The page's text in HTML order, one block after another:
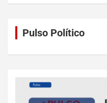
Pulso Político